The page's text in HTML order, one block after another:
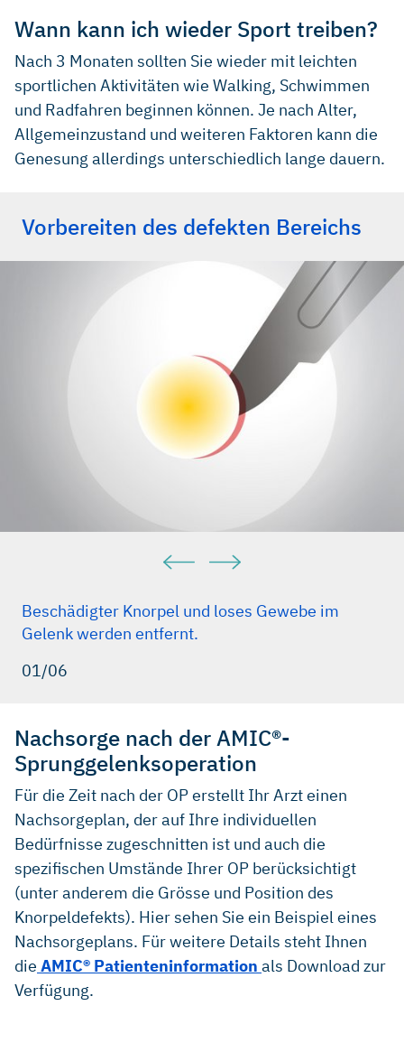
Wann kann ich wieder Sport treiben?
Nach 3 Monaten sollten Sie wieder mit leichten
sportlichen Aktivitäten wie Walking, Schwimmen
und Radfahren beginnen können. Je nach Alter,
Allgemeinzustand und weiteren Faktoren kann die
Genesung allerdings unterschiedlich lange dauern.
Vorbereiten des defekten Bereichs
Beschädigter Knorpel und loses Gewebe im
Gelenk werden entfernt.
01/06
Nachsorge nach der AMIC®-
Sprunggelenksoperation
Für die Zeit nach der OP erstellt Ihr Arzt einen
Nachsorgeplan, der auf Ihre individuellen
Bedürfnisse zugeschnitten ist und auch die
spezifischen Umstände Ihrer OP berücksichtigt
(unter anderem die Grösse und Position des
Knorpeldefekts). Hier sehen Sie ein Beispiel eines
Nachsorgeplans. Für weitere Details steht Ihnen
die AMIC® Patienteninformation als Download zur
Verfügung.